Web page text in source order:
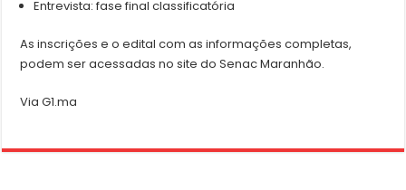
Entrevista: fase final classificatória
As inscrições e o edital com as informações completas,
podem ser acessadas no site do Senac Maranhão.
Via G1.ma